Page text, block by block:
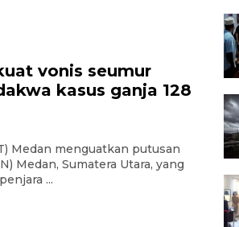
vonis seumur
kasus ganja 128
Medan menguatkan putusan
Medan, Sumatera Utara, yang
...